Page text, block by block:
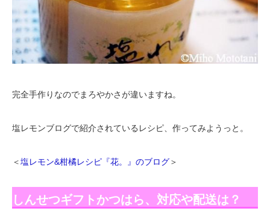
完全手作りなのでまろやかさが違いますね。
塩レモンブログで紹介されているレシピ、作ってみようっと。
＜塩レモン&柑橘レシピ『花。』のブログ＞
しんせつギフトかつはら、対応や配送は？